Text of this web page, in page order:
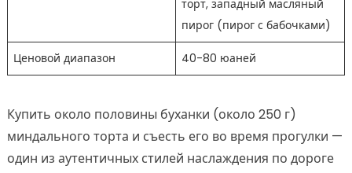
торт, западный масляный
пирог (пирог с бабочками)
Ценовой диапазон 40-80 юаней
Купить около половины буханки (около 250 г)
миндального торта и съесть его во время прогулки —
один из аутентичных стилей наслаждения по дороге